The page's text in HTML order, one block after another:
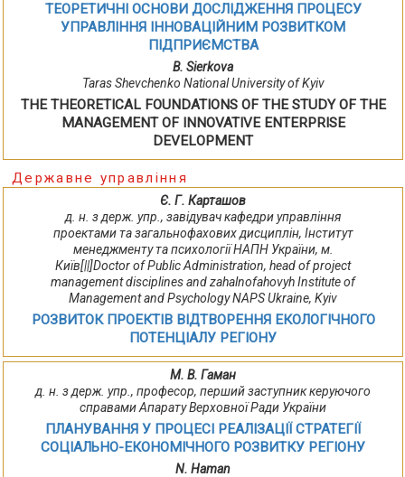
ТЕОРЕТИЧНІ ОСНОВИ ДОСЛІДЖЕННЯ ПРОЦЕСУ
УПРАВЛІННЯ ІННОВАЦІЙНИМ РОЗВИТКОМ
ПІДПРИЄМСТВА
B. Sierkova
Taras Shevchenko National University of Kyiv
THE THEORETICAL FOUNDATIONS OF THE STUDY OF THE
MANAGEMENT OF INNOVATIVE ENTERPRISE
DEVELOPMENT
Державне управління
Є. Г. Карташов
д. н. з держ. упр., завідувач кафедри управління
проектами та загальнофахових дисциплін, Інститут
менеджменту та психології НАПН України, м.
Київ[||]Doctor of Public Administration, head of project
management disciplines and zahalnofahovyh Institute of
Management and Psychology NAPS Ukraine, Kyiv
РОЗВИТОК ПРОЕКТІВ ВІДТВОРЕННЯ ЕКОЛОГІЧНОГО
ПОТЕНЦІАЛУ РЕГІОНУ
М. В. Гаман
д. н. з держ. упр., професор, перший заступник керуючого
справами Апарату Верховної Ради України
ПЛАНУВАННЯ У ПРОЦЕСІ РЕАЛІЗАЦІЇ СТРАТЕГІЇ
СОЦІАЛЬНО-ЕКОНОМІЧНОГО РОЗВИТКУ РЕГІОНУ
N. Haman